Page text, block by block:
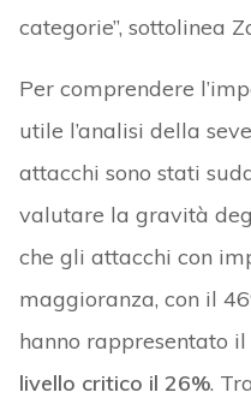
categorie”, sottolinea
Per comprendere
utile l’analisi della
attacchi sono stati
valutare la gravità
che gli attacchi con
maggioranza, con il
hanno rappresentato
livello critico il 26%.